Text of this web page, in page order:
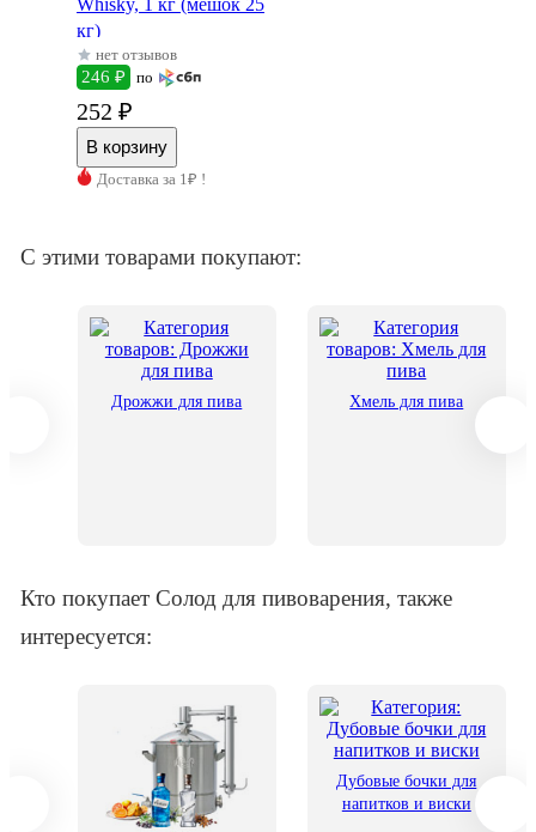
кг)
нет отзывов
246 ₽ по
252 ₽
Доставка за 1₽ !
С этими товарами покупают:
Дрожжи для пива Хмель для пива
Кто покупает Солод для пивоварения, также
интересуется:
Дубовые бочки для
напитков и виски